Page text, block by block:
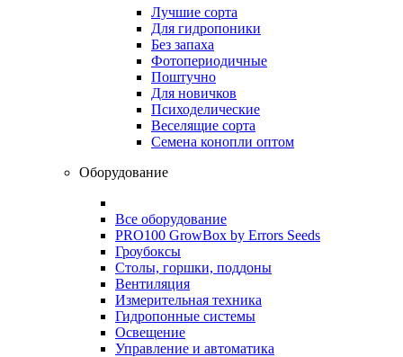
Лучшие сорта
Для гидропоники
Без запаха
Фотопериодичные
Поштучно
Для новичков
Психоделические
Веселящие сорта
Семена конопли оптом
Оборудование
Все оборудование
PRO100 GrowBox by Errors Seeds
Гроубоксы
Столы, горшки, поддоны
Вентиляция
Измерительная техника
Гидропонные системы
Освещение
Управление и автоматика